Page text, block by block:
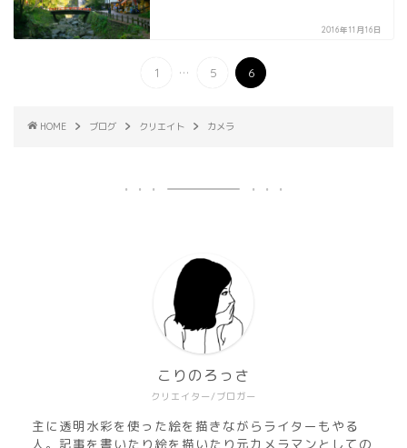
2016年11月16日
1 ... 5 6
HOME ブログ クリエイト カメラ
クリエイター/ブロガー
こりのろっさ
主に透明水彩を使った絵を描きながらライターもやる
人。記事を書いたり絵を描いたり元カメラマンとしての